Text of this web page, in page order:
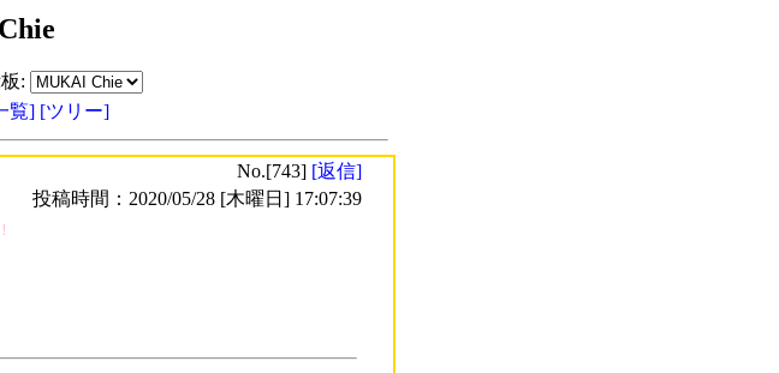
:
覧] [ツリー]
No.[743] [返信]
投稿時間：2020/05/28 [木曜日] 17:07:39